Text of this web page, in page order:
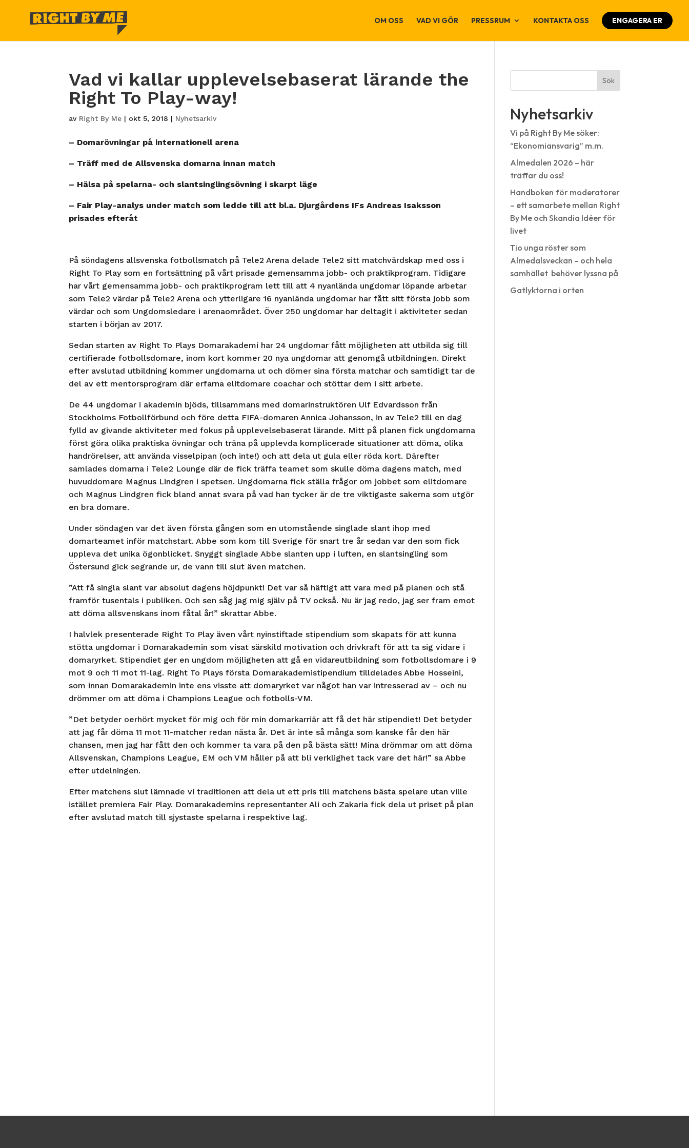
OM OSS VAD VI GÖR PRESSRUM KONTAKTA OSS ENGAGERA ER
Vad vi kallar upplevelsebaserat lärande the
Right To Play-way!
av Right By Me | okt 5, 2018 | Nyhetsarkiv
– Domarövningar på internationell arena
– Träff med de Allsvenska domarna innan match
– Hälsa på spelarna- och slantsinglingsövning i skarpt läge
– Fair Play-analys under match som ledde till att bl.a. Djurgårdens IFs Andreas Isaksson
prisades efteråt
På söndagens allsvenska fotbollsmatch på Tele2 Arena delade Tele2 sitt matchvärdskap med oss i
Right To Play som en fortsättning på vårt prisade gemensamma jobb- och praktikprogram. Tidigare
har vårt gemensamma jobb- och praktikprogram lett till att 4 nyanlända ungdomar löpande arbetar
som Tele2 värdar på Tele2 Arena och ytterligare 16 nyanlända ungdomar har fått sitt första jobb som
värdar och som Ungdomsledare i arenaområdet. Över 250 ungdomar har deltagit i aktiviteter sedan
starten i början av 2017.
Sedan starten av Right To Plays Domarakademi har 24 ungdomar fått möjligheten att utbilda sig till
certifierade fotbollsdomare, inom kort kommer 20 nya ungdomar att genomgå utbildningen. Direkt
efter avslutad utbildning kommer ungdomarna ut och dömer sina första matchar och samtidigt tar de
del av ett mentorsprogram där erfarna elitdomare coachar och stöttar dem i sitt arbete.
De 44 ungdomar i akademin bjöds, tillsammans med domarinstruktören Ulf Edvardsson från
Stockholms Fotbollförbund och före detta FIFA-domaren Annica Johansson, in av Tele2 till en dag
fylld av givande aktiviteter med fokus på upplevelsebaserat lärande. Mitt på planen fick ungdomarna
först göra olika praktiska övningar och träna på upplevda komplicerade situationer att döma, olika
handrörelser, att använda visselpipan (och inte!) och att dela ut gula eller röda kort. Därefter
samlades domarna i Tele2 Lounge där de fick träffa teamet som skulle döma dagens match, med
huvuddomare Magnus Lindgren i spetsen. Ungdomarna fick ställa frågor om jobbet som elitdomare
och Magnus Lindgren fick bland annat svara på vad han tycker är de tre viktigaste sakerna som utgör
en bra domare.
Under söndagen var det även första gången som en utomstående singlade slant ihop med
domarteamet inför matchstart. Abbe som kom till Sverige för snart tre år sedan var den som fick
uppleva det unika ögonblicket. Snyggt singlade Abbe slanten upp i luften, en slantsingling som
Östersund gick segrande ur, de vann till slut även matchen.
”Att få singla slant var absolut dagens höjdpunkt! Det var så häftigt att vara med på planen och stå
framför tusentals i publiken. Och sen såg jag mig själv på TV också. Nu är jag redo, jag ser fram emot
att döma allsvenskans inom fåtal år!” skrattar Abbe.
I halvlek presenterade Right To Play även vårt nyinstiftade stipendium som skapats för att kunna
stötta ungdomar i Domarakademin som visat särskild motivation och drivkraft för att ta sig vidare i
domaryrket. Stipendiet ger en ungdom möjligheten att gå en vidareutbildning som fotbollsdomare i 9
mot 9 och 11 mot 11-lag. Right To Plays första Domarakademistipendium tilldelades Abbe Hosseini,
som innan Domarakademin inte ens visste att domaryrket var något han var intresserad av – och nu
drömmer om att döma i Champions League och fotbolls-VM.
”Det betyder oerhört mycket för mig och för min domarkarriär att få det här stipendiet! Det betyder
att jag får döma 11 mot 11-matcher redan nästa år. Det är inte så många som kanske får den här
chansen, men jag har fått den och kommer ta vara på den på bästa sätt! Mina drömmar om att döma
Allsvenskan, Champions League, EM och VM håller på att bli verklighet tack vare det här!” sa Abbe
efter utdelningen.
Efter matchens slut lämnade vi traditionen att dela ut ett pris till matchens bästa spelare utan ville
istället premiera Fair Play. Domarakademins representanter Ali och Zakaria fick dela ut priset på plan
efter avslutad match till sjystaste spelarna i respektive lag.
Sök
Nyhetsarkiv
Vi på Right By Me söker:
“Ekonomiansvarig” m.m.
Almedalen 2026 – här
träffar du oss!
Handboken för moderatorer
– ett samarbete mellan Right
By Me och Skandia Idéer för
livet
Tio unga röster som
Almedalsveckan – och hela
samhället behöver lyssna på
Gatlyktorna i orten